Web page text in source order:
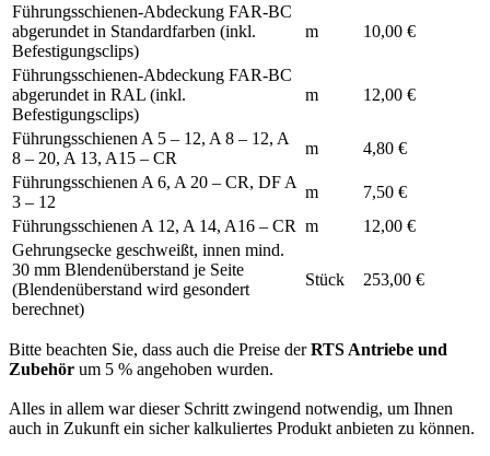
Führungsschienen-Abdeckung FAR-BC
abgerundet in Standardfarben (inkl.
Befestigungsclips)
m 10,00 €
Führungsschienen-Abdeckung FAR-BC
abgerundet in RAL (inkl.
Befestigungsclips)
m 12,00 €
Führungsschienen A 5 – 12, A 8 – 12, A
8 – 20, A 13, A15 – CR
m
4,80 €
Führungsschienen A 6, A 20 – CR, DF A
3 – 12
m
7,50 €
Führungsschienen A 12, A 14, A16 – CR m
12,00 €
Gehrungsecke geschweißt, innen mind.
30 mm Blendenüberstand je Seite
(Blendenüberstand wird gesondert
berechnet)
Stück 253,00 €
Bitte beachten Sie, dass auch die Preise derRTS Antriebe und
Zubehör um 5 % angehoben wurden.
Alles in allem war dieser Schritt zwingend notwendig, um Ihnen
auch in Zukunft ein sicher kalkuliertes Produkt anbieten zu können.